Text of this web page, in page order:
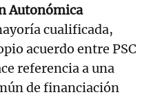
Autonómica
cualificada,
acuerdo entre PSC
referencia a una
de financiación